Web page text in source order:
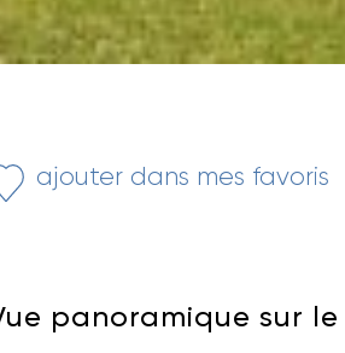
ajouter dans mes favoris
panoramique sur le